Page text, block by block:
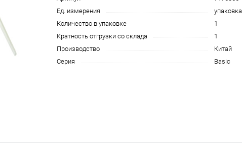
Ед. измерения
упаковка
Количество в упаковке
1
Кратность отгрузки со склада
1
Производство
Китай
Серия
Basic